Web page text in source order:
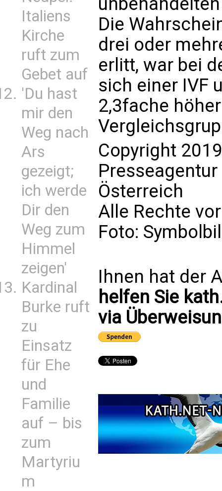
Italiens
Kirche
ruft zum
Gebet auf
'Du hast
mir den
Weg nach
Ars
gezeigt;
ich werde
Dir den
Weg zum
Himmel
zeigen'
Kardinal
Burke ruft
zu
Einsatz
für Ehe
und
Familie
auf – bis
zum
Martyriu
m
Die
drei oder
erlitt, war bei
sich einer IVF
2,3fache
Copyright
Presseagentur
Österreich
Alle Rechte
Foto:
Ihnen hat der
helfen Sie
via